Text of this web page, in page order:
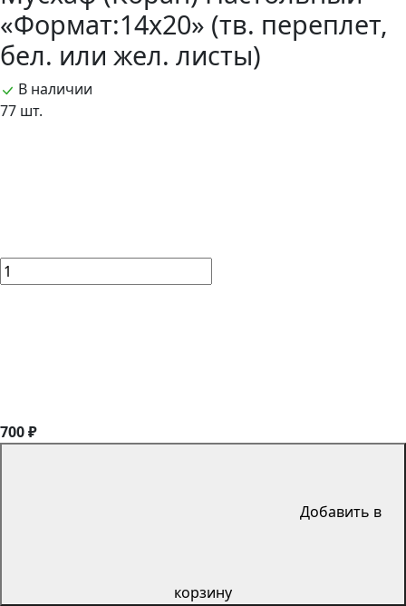
«Формат:14х20» (тв. переплет,
бел. или жел. листы)
В наличии
77 шт.
700 ₽
Добавить в
корзину